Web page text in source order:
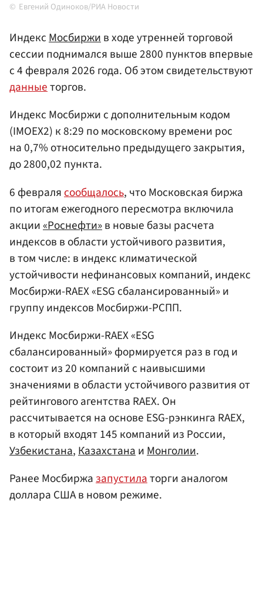
Евгений Одиноков/РИА Новости
ИндексМосбиржив ходе утренней торговой
сессии поднимался выше 2800 пунктов впервые
с 4 февраля 2026 года. Об этом свидетельствуют
данныеторгов.
Индекс Мосбиржи с дополнительным кодом
(IMOEX2) к 8:29 по московскому времени рос
на 0,7% относительно предыдущего закрытия,
до 2800,02 пункта.
6 февраля сообщалось, что Московская биржа
по итогам ежегодного пересмотра включила
акции«Роснефти»в новые базы расчета
индексов в области устойчивого развития,
в том числе: в индекс климатической
устойчивости нефинансовых компаний, индекс
Мосбиржи-RAEX «ESG сбалансированный» и
группу индексов Мосбиржи-РСПП.
Индекс Мосбиржи-RAEX «ESG
сбалансированный» формируется раз в год и
состоит из 20 компаний с наивысшими
значениями в области устойчивого развития от
рейтингового агентства RAEX. Он
рассчитывается на основе ESG-рэнкинга RAEX,
в который входят 145 компаний из России,
Узбекистана,КазахстанаиМонголии.
Ранее Мосбиржазапустилаторги аналогом
доллара США в новом режиме.